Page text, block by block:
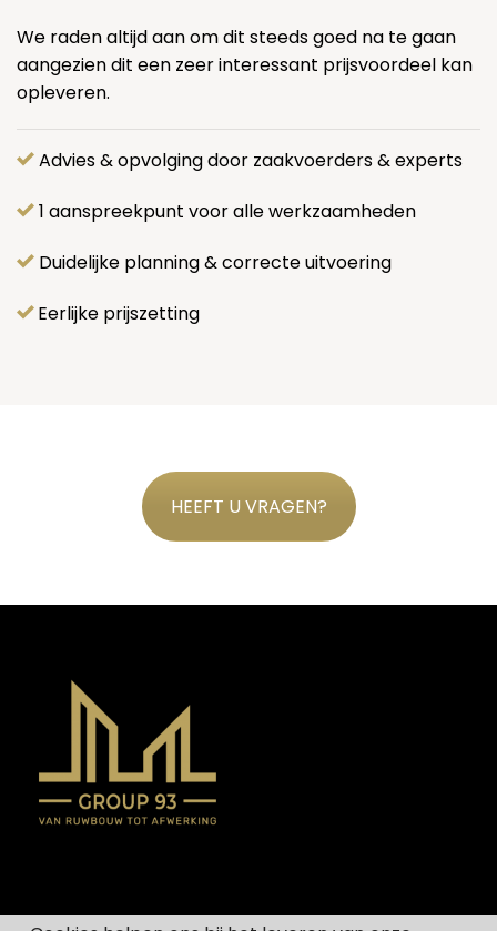
We raden altijd aan om dit steeds goed na te gaan
aangezien dit een zeer interessant prijsvoordeel kan
opleveren.
Advies & opvolging door zaakvoerders & experts
1 aanspreekpunt voor alle werkzaamheden
Duidelijke planning & correcte uitvoering
Eerlijke prijszetting
HEEFT U VRAGEN?